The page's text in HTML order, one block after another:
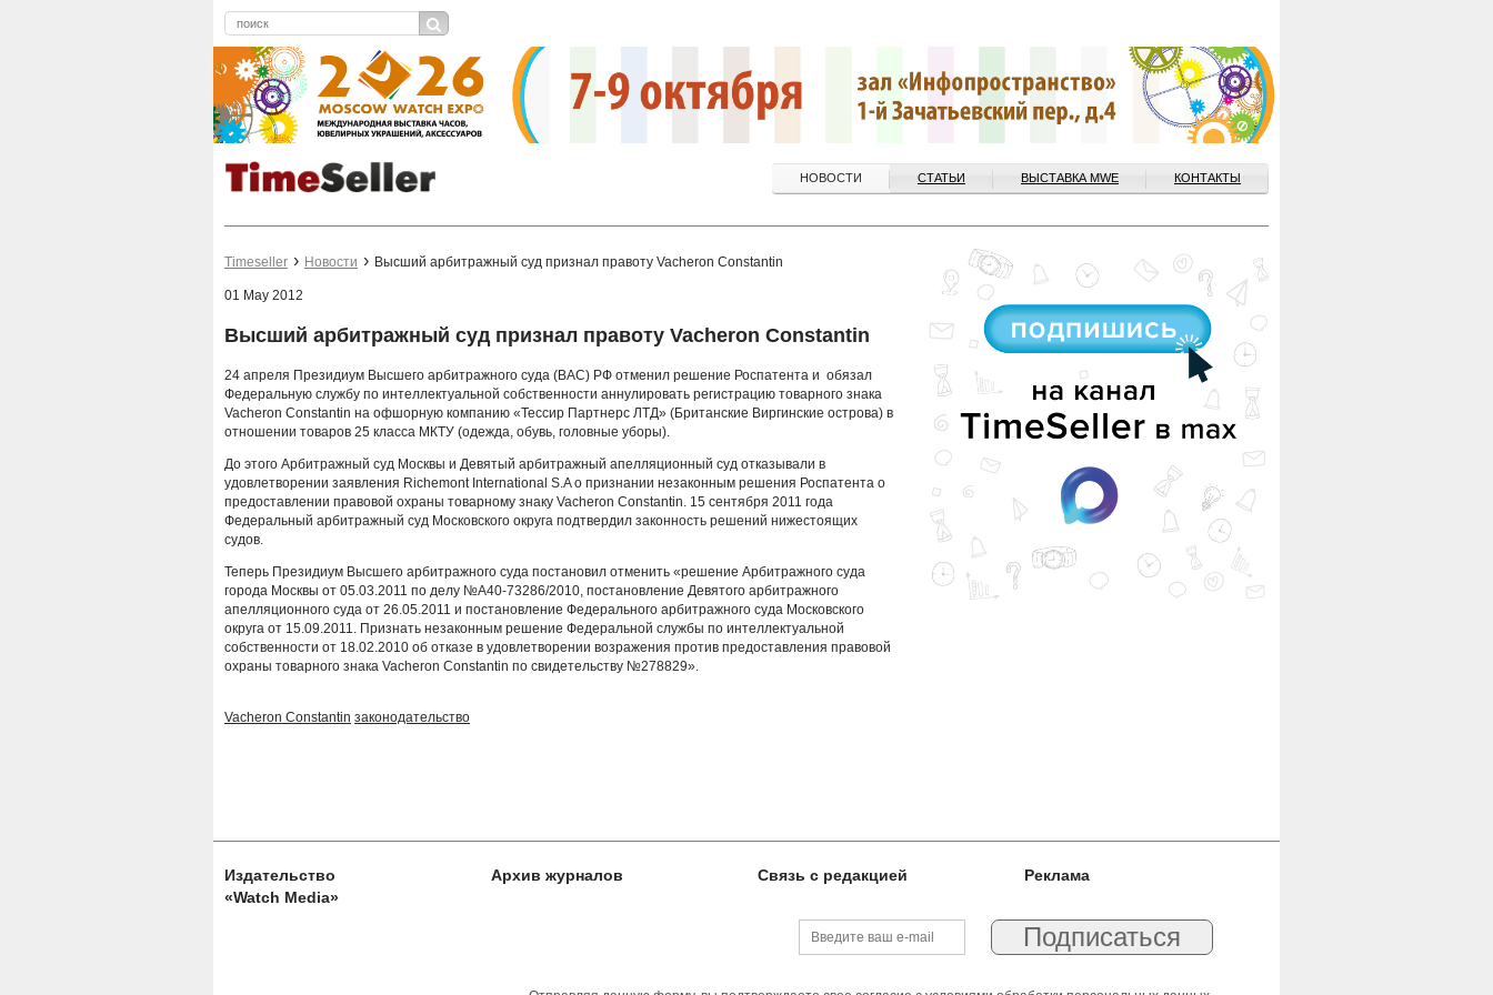
НОВОСТИ СТАТЬИ ВЫСТАВКА MWE КОНТАКТЫ
Timeseller Новости Высший арбитражный суд признал правоту Vacheron Constantin
01 May 2012
Высший арбитражный суд признал правоту Vacheron Constantin
24 апреля Президиум Высшего арбитражного суда (ВАС) РФ отменил решение Роспатента и обязал
Федеральную службу по интеллектуальной собственности аннулировать регистрацию товарного знака
Vacheron Constantin на офшорную компанию «Тессир Партнерс ЛТД» (Британские Виргинские острова) в
отношении товаров 25 класса МКТУ (одежда, обувь, головные уборы).
До этого Арбитражный суд Москвы и Девятый арбитражный апелляционный суд отказывали в
удовлетворении заявления Richemont International S.A о признании незаконным решения Роспатента о
предоставлении правовой охраны товарному знаку Vacheron Constantin. 15 сентября 2011 года
Федеральный арбитражный суд Московского округа подтвердил законность решений нижестоящих
судов.
Теперь Президиум Высшего арбитражного суда постановил отменить «решение Арбитражного суда
города Москвы от 05.03.2011 по делу №А40-73286/2010, постановление Девятого арбитражного
апелляционного суда от 26.05.2011 и постановление Федерального арбитражного суда Московского
округа от 15.09.2011. Признать незаконным решение Федеральной службы по интеллектуальной
собственности от 18.02.2010 об отказе в удовлетворении возражения против предоставления правовой
охраны товарного знака Vacheron Constantin по свидетельству №278829».
Vacheron Constantin законодательство
Издательство
«Watch Media»
Архив журналов Связь с редакцией Реклама